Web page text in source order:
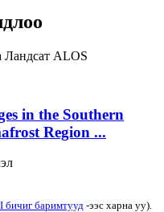
Ландсат ALOS
in the Southern
Region ...
бичиг баримтууд -ээс харна уу).